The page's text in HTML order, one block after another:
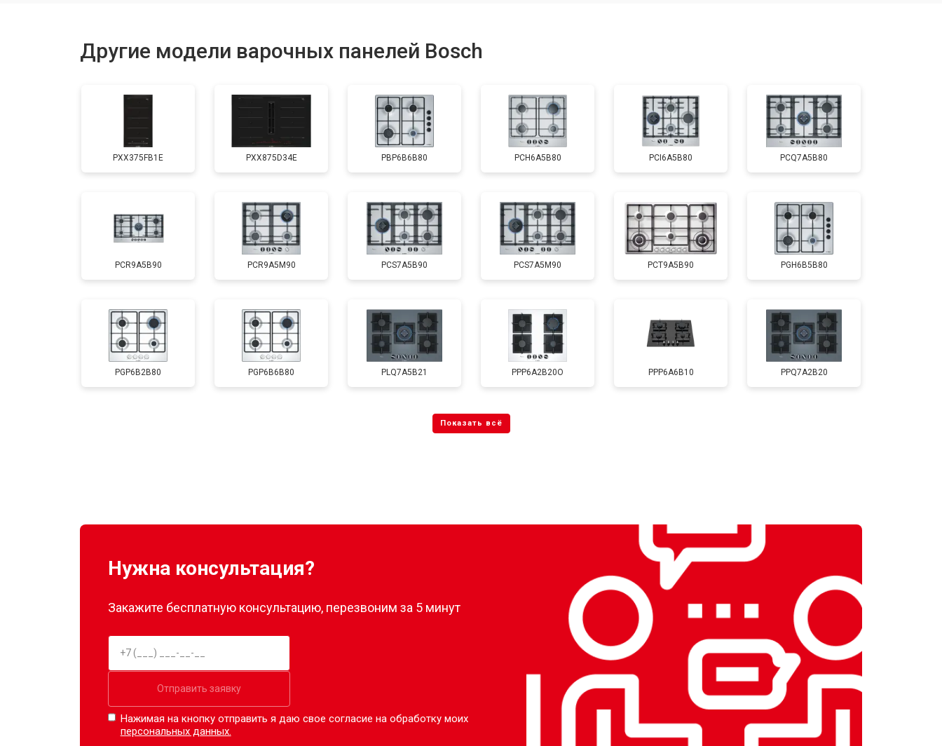
Другие модели варочных панелей Bosch
PXX375FB1E PXX875D34E PBP6B6B80 PCH6A5B80 PCI6A5B80 PCQ7A5B80
PCR9A5B90 PCR9A5M90 PCS7A5B90 PCS7A5M90 PCT9A5B90 PGH6B5B80
PGP6B2B80 PGP6B6B80 PLQ7A5B21 PPP6A2B20O PPP6A6B10 PPQ7A2B20
Нужна консультация?
Закажите бесплатную консультацию, перезвоним за 5 минут
Отправить заявку
Нажимая на кнопку отправить я даю свое согласие на обработку моих
персональных данных.